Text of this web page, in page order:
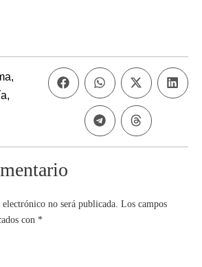
,
,
no será publicada. Los campos
con *